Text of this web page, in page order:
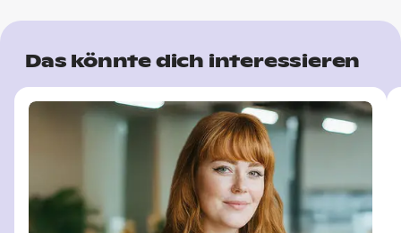
Das könnte dich interessieren